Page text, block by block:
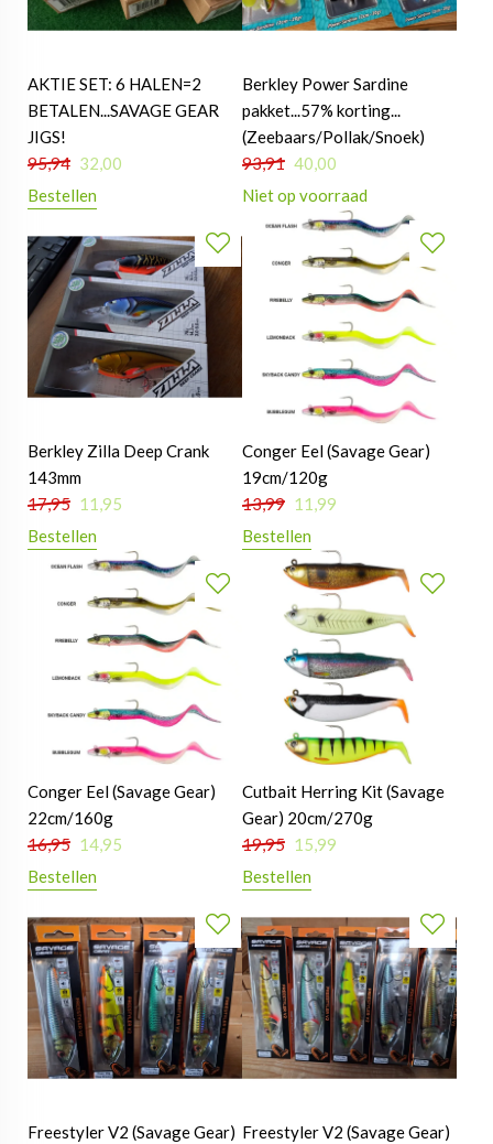
AKTIE SET: 6 HALEN=2
BETALEN...SAVAGE GEAR
JIGS!
95,94 32,00
Bestellen
Berkley Power Sardine
pakket...57% korting...
(Zeebaars/Pollak/Snoek)
93,91 40,00
Niet op voorraad
Berkley Zilla Deep Crank
143mm
17,95 11,95
Bestellen
Conger Eel (Savage Gear)
19cm/120g
13,99 11,99
Bestellen
Conger Eel (Savage Gear)
22cm/160g
16,95 14,95
Bestellen
Cutbait Herring Kit (Savage
Gear) 20cm/270g
19,95 15,99
Bestellen
Freestyler V2 (Savage Gear) Freestyler V2 (Savage Gear)